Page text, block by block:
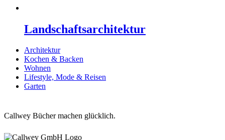
Landschaftsarchitektur
Architektur
Kochen & Backen
Wohnen
Lifestyle, Mode & Reisen
Garten
Callwey Bücher machen glücklich.